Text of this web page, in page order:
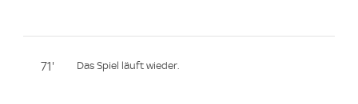
71' Das Spiel läuft wieder.